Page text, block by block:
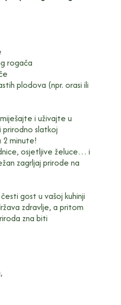
rogača
plodova (npr. orasi ili
i uživajte u
slatkoj
minute!
osjetljive želuce… i
zagrljaj prirode na
gost u vašoj kuhinji
zdravlje, a pritom
zna biti